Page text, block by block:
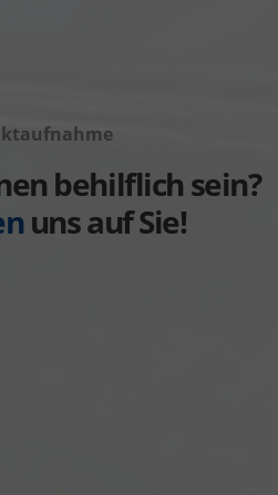
behilflich sein?
uns auf Sie!